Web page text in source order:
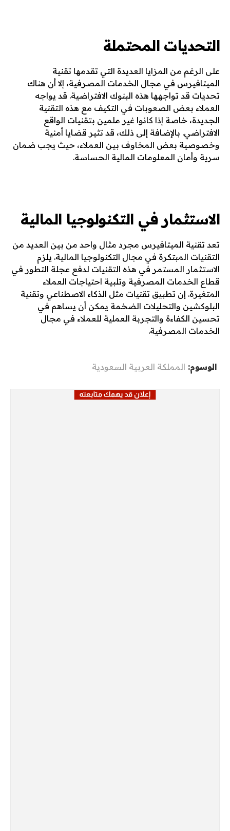
التحديات المحتملة
على الرغم من المزايا العديدة التي تقدمها تقنية
الميتافيرس في مجال الخدمات المصرفية، إلا أن هناك
تحديات قد تواجهها هذه البنوك الافتراضية. قد يواجه
العملاء بعض الصعوبات في التكيف مع هذه التقنية
الجديدة، خاصة إذا كانوا غير ملمين بتقنيات الواقع
الافتراضي. بالإضافة إلى ذلك، قد تثير قضايا أمنية
وخصوصية بعض المخاوف بين العملاء، حيث يجب ضمان
سرية وأمان المعلومات المالية الحساسة.
الاستثمار في التكنولوجيا المالية
تعد تقنية الميتافيرس مجرد مثال واحد من بين العديد من
التقنيات المبتكرة في مجال التكنولوجيا المالية. يلزم
الاستثمار المستمر في هذه التقنيات لدفع عجلة التطور في
قطاع الخدمات المصرفية وتلبية احتياجات العملاء
المتغيرة. إن تطبيق تقنيات مثل الذكاء الاصطناعي وتقنية
البلوكشين والتحليلات الضخمة يمكن أن يساهم في
تحسين الكفاءة والتجربة العملية للعملاء في مجال
الخدمات المصرفية.
الوسوم: المملكة العربية السعودية